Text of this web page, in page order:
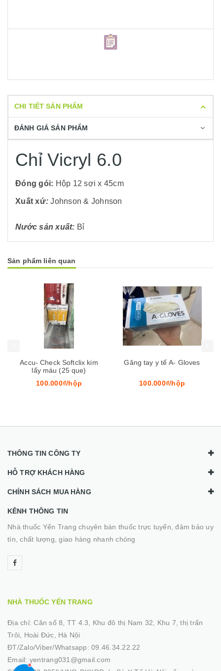
CHI TIẾT SẢN PHẨM
ĐÁNH GIÁ SẢN PHẨM
Chỉ Vicryl 6.0
Đóng gói: Hộp 12 sợi x 45cm
Xuất xứ:Johnson & Johnson
Nước sản xuất: Bỉ
Sản phẩm liên quan
Accu- Check Softclix kim
lấy máu (25 que)
100.000₫/hộp
Găng tay y tế A- Gloves
100.000₫/hộp
Mua hàng
THÔNG TIN CÔNG TY
HỖ TRỢ KHÁCH HÀNG
CHÍNH SÁCH MUA HÀNG
KÊNH THÔNG TIN
Nhà thuốc Yến Trang chuyên bán thuốc trực tuyến, đảm bảo uy
tín, chất lượng, giao hàng nhanh chóng
NHÀ THUỐC YẾN TRANG
Địa chỉ:Căn số 8, TT 4.3, Khu đô thị Nam 32, Khu 7, thị trấn
Trôi, Hoài Đức, Hà Nội
ĐT/Zalo/Viber/Whatsapp: 09.46.34.22.22
Email: yentrang031@gmail.com